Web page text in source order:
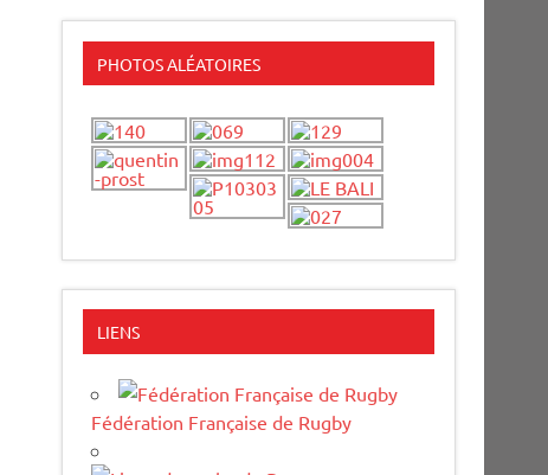
PHOTOS ALÉATOIRES
LIENS
Fédération Française de Rugby